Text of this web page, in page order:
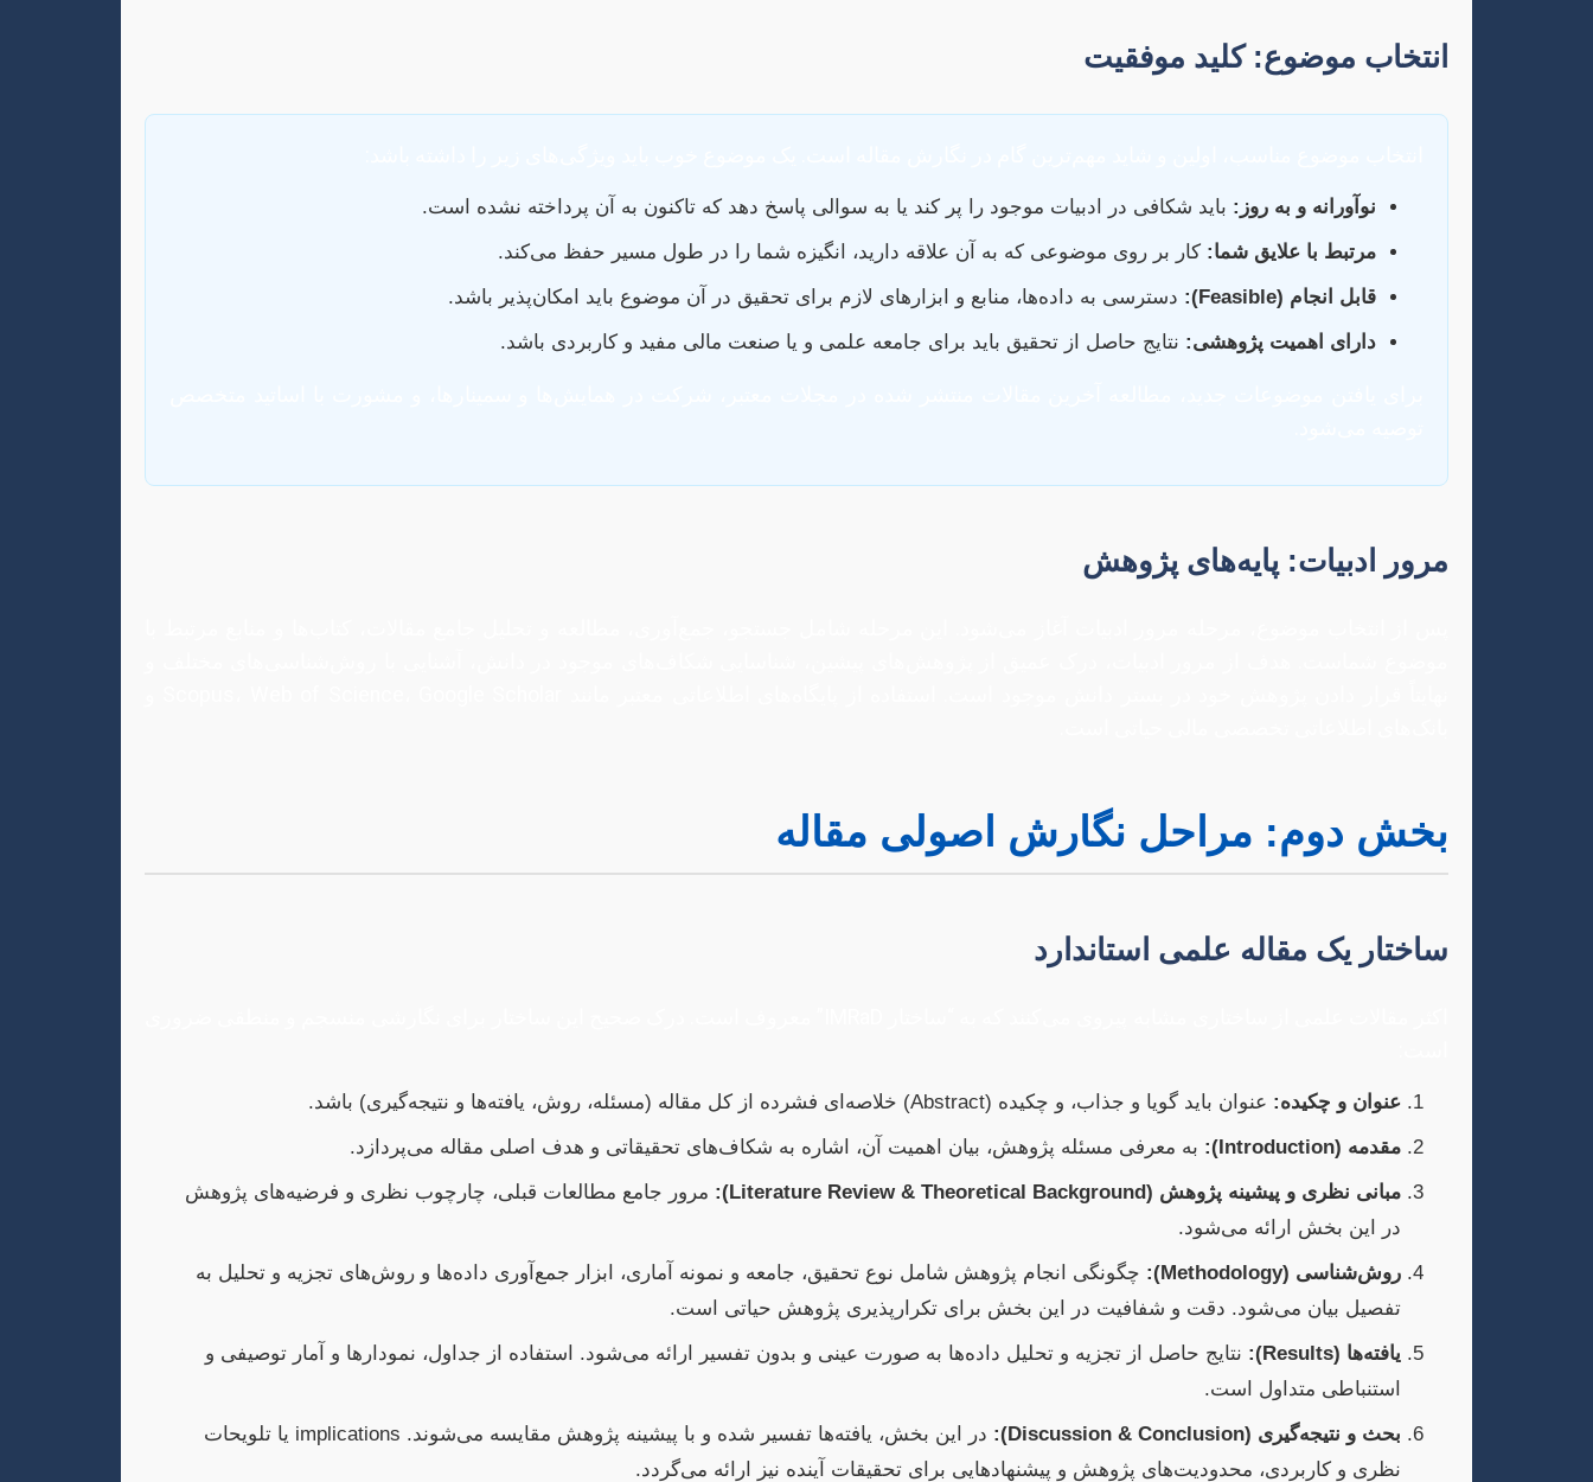
انتخاب موضوع: کلید موفقیت
نوآورانه و به روز: باید شکافی در ادبیات موجود را پر کند یا به سوالی پاسخ دهد که تاکنون به آن پرداخته نشده است.
مرتبط با علایق شما: کار بر روی موضوعی که به آن علاقه دارید، انگیزه شما را در طول مسیر حفظ می‌کند.
قابل انجام (Feasible):
دسترسی به داده‌ها، منابع و ابزارهای لازم برای تحقیق در آن موضوع باید امکان‌پذیر باشد.
دارای اهمیت پژوهشی: نتایج حاصل از تحقیق باید برای جامعه علمی و یا صنعت مالی مفید و کاربردی باشد.
مرور ادبیات: پایه‌های پژوهش
بخش دوم: مراحل نگارش اصولی مقاله
ساختار یک مقاله علمی استاندارد
عنوان و چکیده: عنوان باید گویا و جذاب، و چکیده (Abstract) خلاصه‌ای فشرده از کل مقاله (مسئله، روش، یافته‌ها و نتیجه‌گیری) باشد.
مقدمه (Introduction):
به معرفی مسئله پژوهش، بیان اهمیت آن، اشاره به شکاف‌های تحقیقاتی و هدف اصلی مقاله می‌پردازد.
مبانی نظری و پیشینه پژوهش (Literature Review & Theoretical Background):
مرور جامع مطالعات قبلی، چارچوب نظری و فرضیه‌های پژوهش
در این بخش ارائه می‌شود.
روش‌شناسی (Methodology):
چگونگی انجام پژوهش شامل نوع تحقیق، جامعه و نمونه آماری، ابزار جمع‌آوری داده‌ها و روش‌های تجزیه و تحلیل به
تفصیل بیان می‌شود. دقت و شفافیت در این بخش برای تکرارپذیری پژوهش حیاتی است.
یافته‌ها (Results):
نتایج حاصل از تجزیه و تحلیل داده‌ها به صورت عینی و بدون تفسیر ارائه می‌شود. استفاده از جداول، نمودارها و آمار توصیفی و
استنباطی متداول است.
بحث و نتیجه‌گیری (Discussion & Conclusion):
در این بخش، یافته‌ها تفسیر شده و با پیشینه پژوهش مقایسه می‌شوند. implications یا تلویحات
نظری و کاربردی، محدودیت‌های پژوهش و پیشنهادهایی برای تحقیقات آینده نیز ارائه می‌گردد.